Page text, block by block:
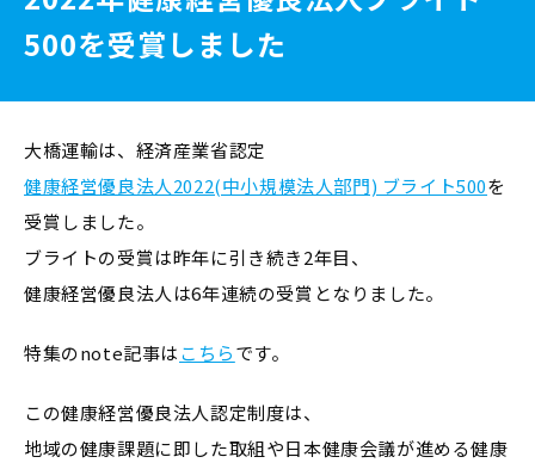
500を受賞しました
大橋運輸は、経済産業省認定
健康経営優良法人2022(中小規模法人部門) ブライト500を
受賞しました。
ブライトの受賞は昨年に引き続き2年目、
健康経営優良法人は6年連続の受賞となりました。
特集のnote記事はこちらです。
この健康経営優良法人認定制度は、
地域の健康課題に即した取組や日本健康会議が進める健康